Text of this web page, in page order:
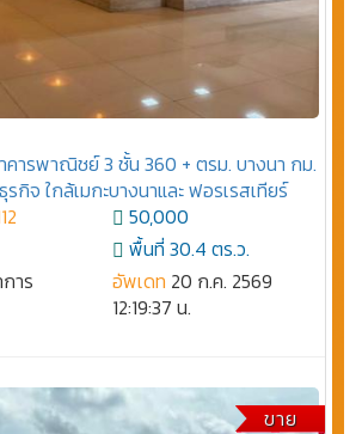
าคารพาณิชย์ 3 ชั้น 360 + ตรม. บางนา กม.
กิจ ใกล้เมกะบางนาและ ฟอรเรสเทียร์
าร
50,000
พื้นที่ 30.4 ตร.ว.
อัพเดท 20 ก.ค. 2569
12:19:37 น.
ขาย